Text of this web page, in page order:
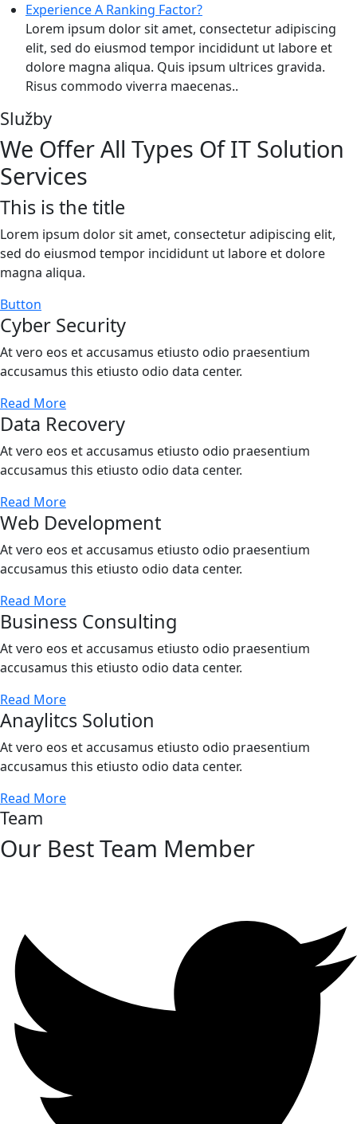
Experience A Ranking Factor?
Lorem ipsum dolor sit amet, consectetur adipiscing
elit, sed do eiusmod tempor incididunt ut labore et
dolore magna aliqua. Quis ipsum ultrices gravida.
Risus commodo viverra maecenas..
Služby
We Offer All Types Of IT Solution
Services
This is the title
Lorem ipsum dolor sit amet, consectetur adipiscing elit,
sed do eiusmod tempor incididunt ut labore et dolore
magna aliqua.
Button
Cyber Security
At vero eos et accusamus etiusto odio praesentium
accusamus this etiusto odio data center.
Read More
Data Recovery
At vero eos et accusamus etiusto odio praesentium
accusamus this etiusto odio data center.
Read More
Web Development
At vero eos et accusamus etiusto odio praesentium
accusamus this etiusto odio data center.
Read More
Business Consulting
At vero eos et accusamus etiusto odio praesentium
accusamus this etiusto odio data center.
Read More
Anaylitcs Solution
At vero eos et accusamus etiusto odio praesentium
accusamus this etiusto odio data center.
Read More
Team
Our Best Team Member